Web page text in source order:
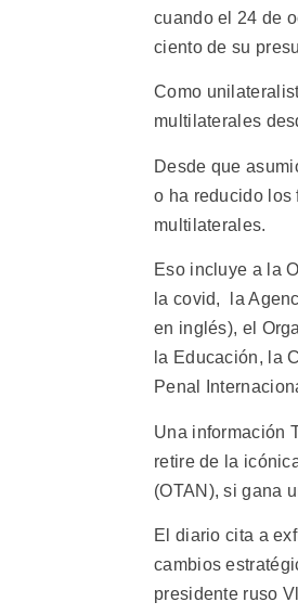
cuando el 24 de
ciento de su
Como
multilaterales
Desde que
o ha reducido
multilaterales.
Eso incluye a la
la covid, la
en inglés), el
la Educación, la
Penal
Una información
retire de la
(OTAN), si gana
El diario cita a
cambios
presidente ruso